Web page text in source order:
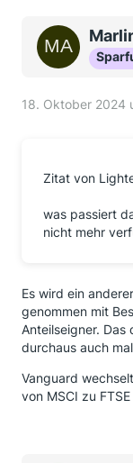
18. Oktober 2024
Zitat von
was passiert
nicht mehr
Es wird ein
genommen mit
Anteilseigner. Das
durchaus auch
Vanguard
von MSCI zu